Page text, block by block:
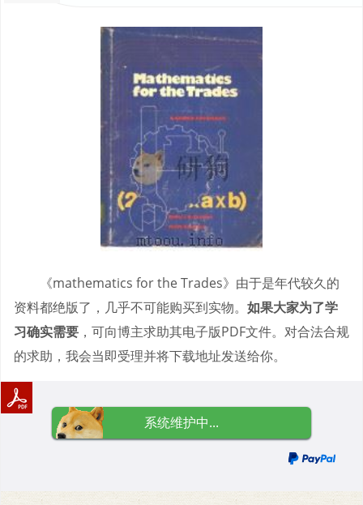
《mathematics for the Trades》由于是年代较久的
资料都绝版了，几乎不可能购买到实物。 如果大家为了学
习确实需要 ，可向博主求助其电子版PDF文件。对合法合规
的求助，我会当即受理并将下载地址发送给你。
系统维护中...